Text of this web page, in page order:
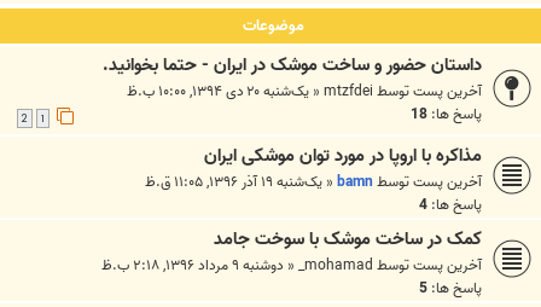
موضوعات
داستان حضور و ساخت موشک در ايران - حتما بخوانيد.
آخرین پست توسطmtzfdei
« یک‌شنبه ۲۰ دی ۱۳۹۴, ۱۰:۰۰ ب.ظ
پاسخ ها: 18
مذاکره با اروپا در مورد توان موشکی ایران
آخرین پست توسطbamn
« یک‌شنبه ۱۹ آذر ۱۳۹۶, ۱۱:۰۵ ق.ظ
پاسخ ها: 4
کمک در ساخت موشک با سوخت جامد
آخرین پست توسطmohamad_
« دوشنبه ۹ مرداد ۱۳۹۶, ۲:۱۸ ب.ظ
پاسخ ها: 5